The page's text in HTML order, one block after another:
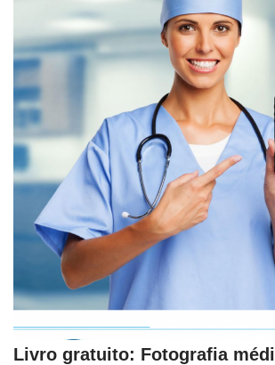
Livro gratuito: Fotografia